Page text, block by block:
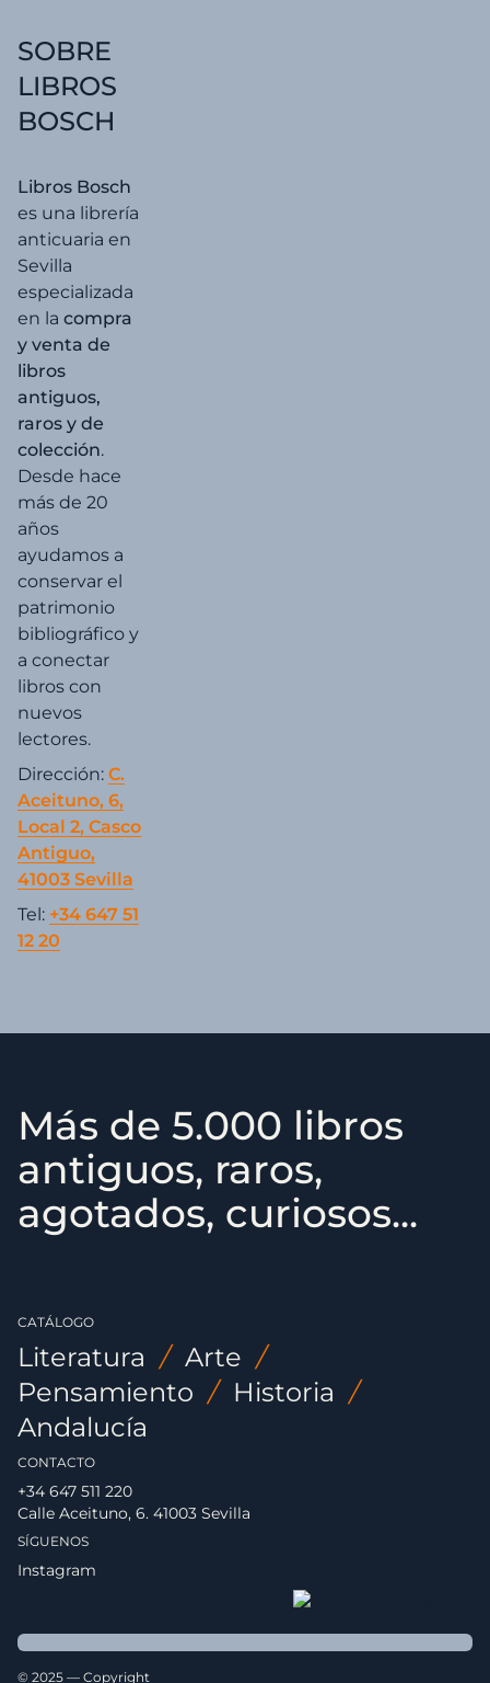
SOBRE
LIBROS
BOSCH
Libros Bosch
es una librería
anticuaria en
Sevilla
especializada
en la compra
y venta de
libros
antiguos,
raros y de
colección.
Desde hace
más de 20
años
ayudamos a
conservar el
patrimonio
bibliográfico y
a conectar
libros con
nuevos
lectores.
Dirección: C.
Aceituno, 6,
Local 2, Casco
Antiguo,
41003 Sevilla
Tel: +34 647 51
12 20
Más de 5.000 libros
antiguos, raros,
agotados, curiosos...
CATÁLOGO
Literatura / Arte /
Pensamiento / Historia /
Andalucía
CONTACTO
+34 647 511 220
Calle Aceituno, 6. 41003 Sevilla
SÍGUENOS
Instagram
© 2025 — Copyright